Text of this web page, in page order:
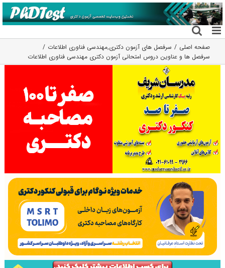
رفتن
به
محتوا
صفحه اصلی سرفصل های آزمون دکتری,مهندسی فناوری اطلاعات
سرفصل ها و عناوین دروس امتحانی آزمون دکتری مهندسی فناوری اطلاعات